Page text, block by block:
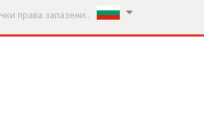
права запазени..